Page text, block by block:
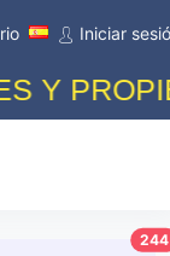
Iniciar
244